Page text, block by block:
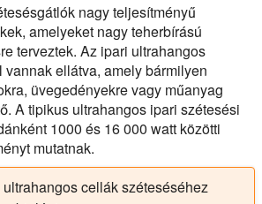
nagy teljesítményű
amelyeket nagy teherbírású
terveztek. Az ipari ultrahangos
ellátva, amely bármilyen
üvegedényekre vagy műanyag
A tipikus ultrahangos ipari szétesési
1000 és 16 000 watt közötti
mutatnak.
cellák széteséséhez